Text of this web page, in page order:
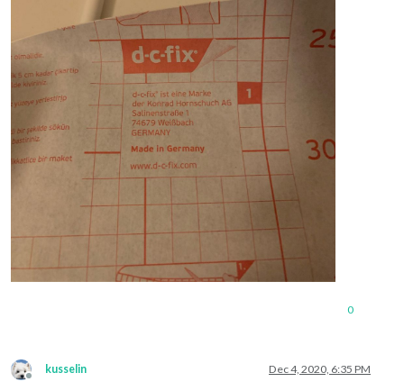
0
Offline
kusselin Dec 4, 2020, 6:35 PM